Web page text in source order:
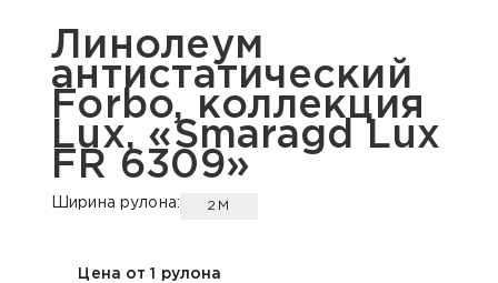
Линолеум
антистатический
Forbo, коллекция
Lux, «Smaragd Lux
FR 6309»
Ширина рулона: 2М
Цена от 1 рулона